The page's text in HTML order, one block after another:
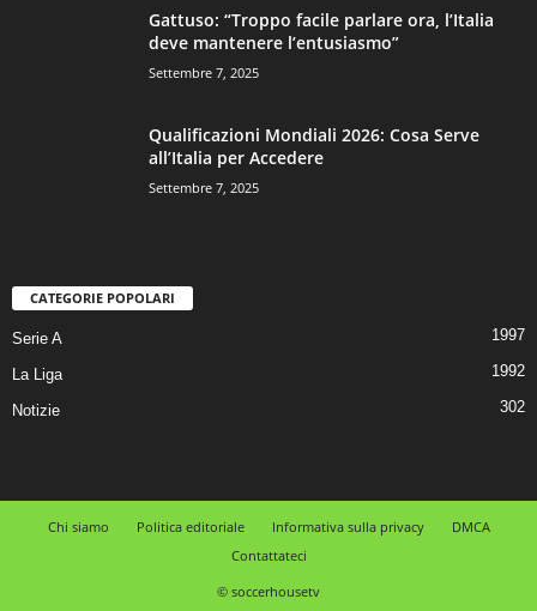
Gattuso: “Troppo facile parlare ora, l’Italia
deve mantenere l’entusiasmo”
Settembre 7, 2025
Qualificazioni Mondiali 2026: Cosa Serve
all’Italia per Accedere
Settembre 7, 2025
CATEGORIE POPOLARI
Serie A 1997
La Liga 1992
Notizie 302
Chi siamo Politica editoriale Informativa sulla privacy
DMCA
Contattateci
© soccerhousetv